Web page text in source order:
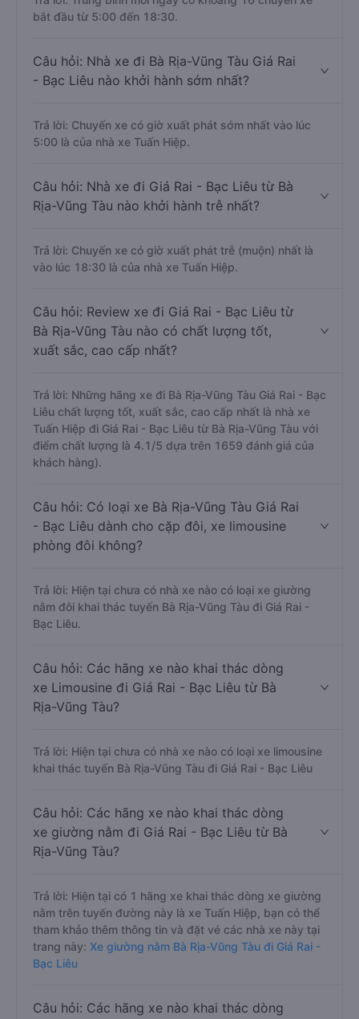
bắt đầu từ 5:00 đến 18:30.
Câu hỏi: Nhà xe đi Bà Rịa-Vũng Tàu Giá Rai
- Bạc Liêu nào khởi hành sớm nhất?
Trả lời: Chuyến xe có giờ xuất phát sớm nhất vào lúc
5:00 là của nhà xe Tuấn Hiệp.
Câu hỏi: Nhà xe đi Giá Rai - Bạc Liêu từ Bà
Rịa-Vũng Tàu nào khởi hành trễ nhất?
Trả lời: Chuyến xe có giờ xuất phát trễ (muộn) nhất là
vào lúc 18:30 là của nhà xe Tuấn Hiệp.
Câu hỏi: Review xe đi Giá Rai - Bạc Liêu từ
Bà Rịa-Vũng Tàu nào có chất lượng tốt,
xuất sắc, cao cấp nhất?
Trả lời: Những hãng xe đi Bà Rịa-Vũng Tàu Giá Rai - Bạc
Liêu chất lượng tốt, xuất sắc, cao cấp nhất là nhà xe
Tuấn Hiệp đi Giá Rai - Bạc Liêu từ Bà Rịa-Vũng Tàu với
điểm chất lượng là 4.1/5 dựa trên 1659 đánh giá của
khách hàng).
Câu hỏi: Có loại xe Bà Rịa-Vũng Tàu Giá Rai
- Bạc Liêu dành cho cặp đôi, xe limousine
phòng đôi không?
Trả lời: Hiện tại chưa có nhà xe nào có loại xe giường
nằm đôi khai thác tuyến Bà Rịa-Vũng Tàu đi Giá Rai -
Bạc Liêu.
Câu hỏi: Các hãng xe nào khai thác dòng
xe Limousine đi Giá Rai - Bạc Liêu từ Bà
Rịa-Vũng Tàu?
Trả lời: Hiện tại chưa có nhà xe nào có loại xe limousine
khai thác tuyến Bà Rịa-Vũng Tàu đi Giá Rai - Bạc Liêu
Câu hỏi: Các hãng xe nào khai thác dòng
xe giường nằm đi Giá Rai - Bạc Liêu từ Bà
Rịa-Vũng Tàu?
Trả lời: Hiện tại có 1 hãng xe khai thác dòng xe giường
nằm trên tuyến đường này là xe Tuấn Hiệp, bạn có thể
tham khảo thêm thông tin và đặt vé các nhà xe này tại
trang này: Xe giường nằm Bà Rịa-Vũng Tàu đi Giá Rai -
Bạc Liêu
Câu hỏi: Các hãng xe nào khai thác dòng